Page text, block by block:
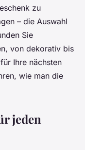
zu
– die Auswahl
Sie
von dekorativ bis
Ihre nächsten
wie man die
jeden